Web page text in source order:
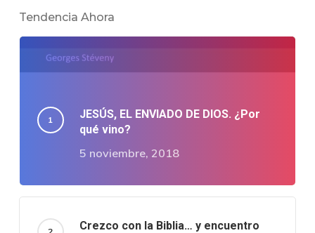
Tendencia Ahora
JESÚS, EL ENVIADO DE DIOS. ¿Por
qué vino?
5 noviembre, 2018
Crezco con la Biblia… y encuentro